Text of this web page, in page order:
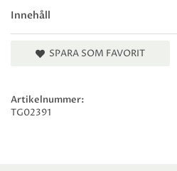
Innehåll
SPARA SOM FAVORIT
Artikelnummer:
TG02391